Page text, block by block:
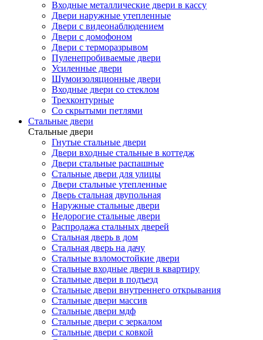
Входные металлические двери в кассу
Двери наружные утепленные
Двери с видеонаблюдением
Двери с домофоном
Двери с терморазрывом
Пуленепробиваемые двери
Усиленные двери
Шумоизоляционные двери
Входные двери со стеклом
Трехконтурные
Со скрытыми петлями
Стальные двери
Стальные двери
Гнутые стальные двери
Двери входные стальные в коттедж
Двери стальные распашные
Стальные двери для улицы
Двери стальные утепленные
Дверь стальная двупольная
Наружные стальные двери
Недорогие стальные двери
Распродажа стальных дверей
Стальная дверь в дом
Стальная дверь на дачу
Стальные взломостойкие двери
Стальные входные двери в квартиру
Стальные двери в подъезд
Стальные двери внутреннего открывания
Стальные двери массив
Стальные двери мдф
Стальные двери с зеркалом
Стальные двери с ковкой